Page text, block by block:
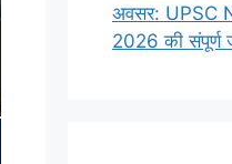
अवसर: UPSC
2026 की संपूर्ण